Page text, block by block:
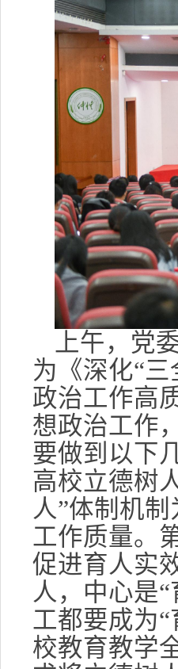
上午，党
为《深化“
政治工作高
想政治工作
要做到以下
高校立德树
人”体制机
工作质量。
促进育人实
人，中心是
工都要成为
校教育教学